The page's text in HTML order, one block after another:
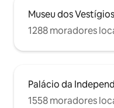
em si está cheio de
galerias de arte. Está literalmente
hospedado no coração
Financeira Bitexco, a 10
frente à sua porta.
explorar Saigon – Pearl
Museu dos
1288 moradores
Palácio da
1558 moradores